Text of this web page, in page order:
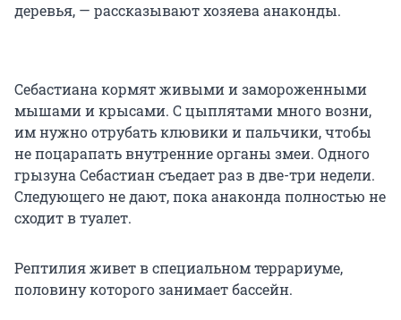
деревья, — рассказывают хозяева анаконды.
Себастиана кормят живыми и замороженными
мышами и крысами. С цыплятами много возни,
им нужно отрубать клювики и пальчики, чтобы
не поцарапать внутренние органы змеи. Одного
грызуна Себастиан съедает раз в две-три недели.
Следующего не дают, пока анаконда полностью не
сходит в туалет.
Рептилия живет в специальном террариуме,
половину которого занимает бассейн.